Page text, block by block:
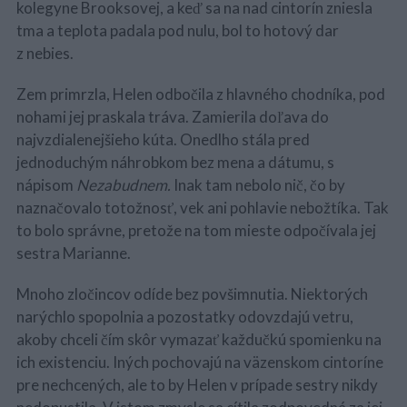
kolegyne Brooksovej, a keď sa na nad cintorín zniesla
tma a teplota padala pod nulu, bol to hotový dar
z nebies.
Zem primrzla, Helen odbočila z hlavného chodníka, pod
nohami jej praskala tráva. Zamierila doľava do
najvzdialenejšieho kúta. Onedlho stála pred
jednoduchým náhrobkom bez mena a dátumu, s
nápisom Nezabudnem. Inak tam nebolo nič, čo by
naznačovalo totožnosť, vek ani pohlavie nebožtíka. Tak
to bolo správne, pretože na tom mieste odpočívala jej
sestra Marianne.
Mnoho zločincov odíde bez povšimnutia. Niektorých
narýchlo spopolnia a pozostatky odovzdajú vetru,
akoby chceli čím skôr vymazať každučkú spomienku na
ich existenciu. Iných pochovajú na väzenskom cintoríne
pre nechcených, ale to by Helen v prípade sestry nikdy